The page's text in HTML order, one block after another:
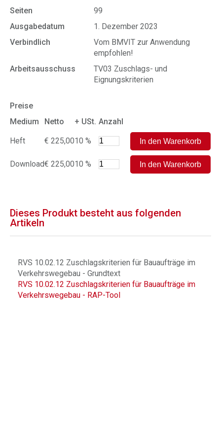
Seiten
99
Ausgabedatum
1. Dezember 2023
Verbindlich
Vom BMVIT zur Anwendung
empfohlen!
Arbeitsausschuss
TV03 Zuschlags- und
Eignungskriterien
Preise
Medium
Netto + USt. Anzahl
Heft € 225,0010 %
Download€ 225,0010 %
Dieses Produkt besteht aus folgenden
Artikeln
RVS 10.02.12 Zuschlagskriterien für Bauaufträge im
Verkehrswegebau - Grundtext
RVS 10.02.12 Zuschlagskriterien für Bauaufträge im
Verkehrswegebau - RAP-Tool